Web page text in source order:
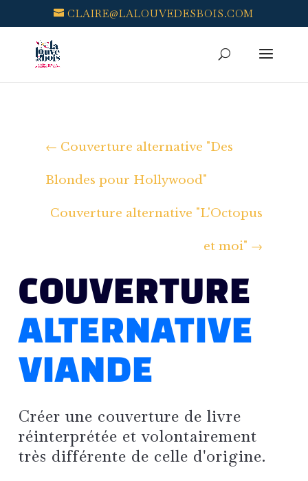
CLAIRE@LALOUVEDESBOIS.COM
← Couverture alternative "Des
Blondes pour Hollywood"
Couverture alternative "L'Octopus
et moi" →
COUVERTURE
ALTERNATIVE
VIANDE
Créer une couverture de livre
réinterprétée et volontairement
très différente de celle d'origine.